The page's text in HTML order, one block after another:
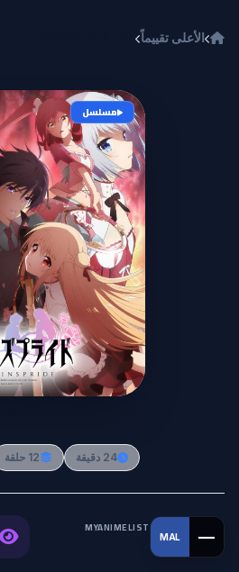
الأعلى تقييماً
مسلسل
Pride
24 دقيقة 12 حلقة
MAL —
MYANIMELIST